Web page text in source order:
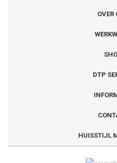
OVER
DTP
HUISSTIJL